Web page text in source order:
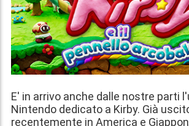
E' in arrivo anche dalle nostre parti
Nintendo dedicato a Kirby. Già
recentemente in America e